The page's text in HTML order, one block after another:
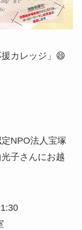
カレッジ」😄
NPO法人宝塚
子さんにお越